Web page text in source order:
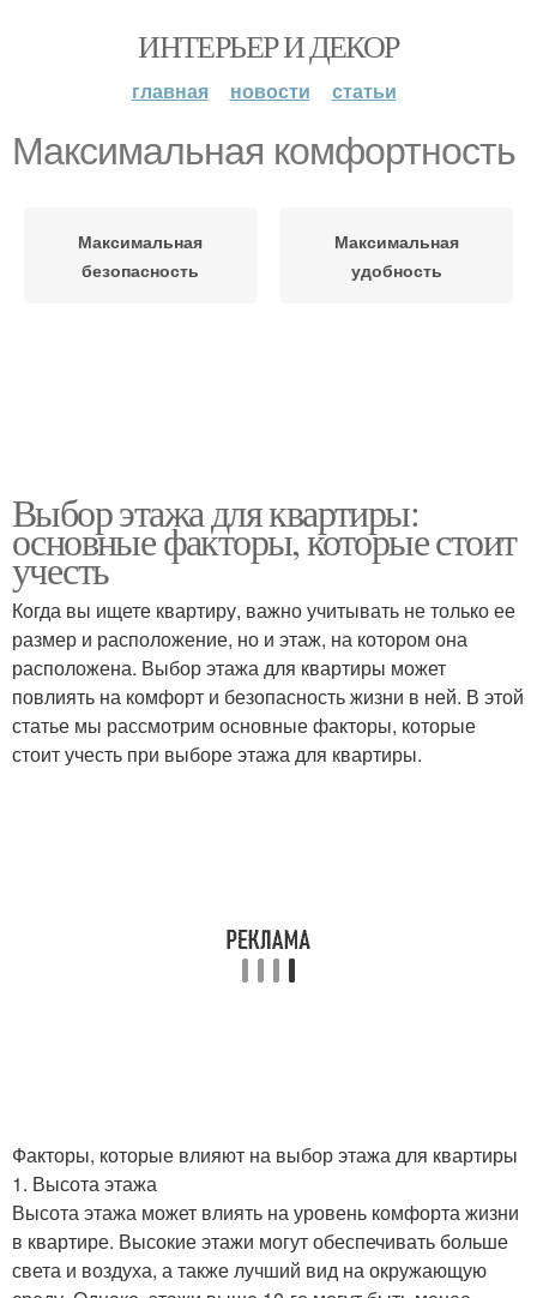
ИНТЕРЬЕР И ДЕКОР
главная новости статьи
Максимальная комфортность
Максимальная
безопасность
Максимальная
удобность
Выбор этажа для квартиры:
основные факторы, которые стоит
учесть
Когда вы ищете квартиру, важно учитывать не только ее
размер и расположение, но и этаж, на котором она
расположена. Выбор этажа для квартиры может
повлиять на комфорт и безопасность жизни в ней. В этой
статье мы рассмотрим основные факторы, которые
стоит учесть при выборе этажа для квартиры.
Факторы, которые влияют на выбор этажа для квартиры
1. Высота этажа
Высота этажа может влиять на уровень комфорта жизни
в квартире. Высокие этажи могут обеспечивать больше
света и воздуха, а также лучший вид на окружающую